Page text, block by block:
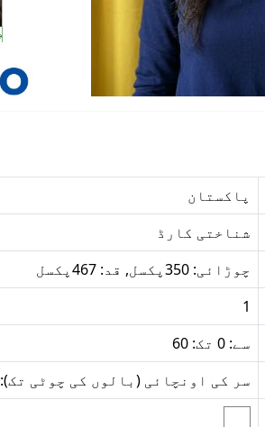
پاکستان
شناختی کارڈ
چوڑائی: 350پکسل, قد: 467پکسل
1
سے: 0 تک: 60
سر کی اونچائی (بالوں کی چوٹی تک): 72%; تصویر کے اوپر سے بالوں کی چوٹی تک فاصلہ: 9%